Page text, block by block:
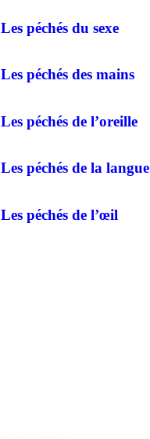
Les péchés du sexe
Les péchés des mains
Les péchés de l’oreille
Les péchés de la langue
Les péchés de l’œil